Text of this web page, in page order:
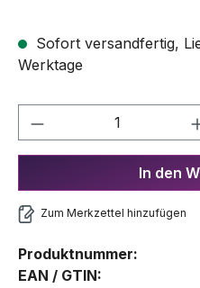
Sofort versandfertig,
Werktage
Produkt Anzahl:
In den
Zum Merkzettel hinzufügen
Produktnummer:
EAN / GTIN: